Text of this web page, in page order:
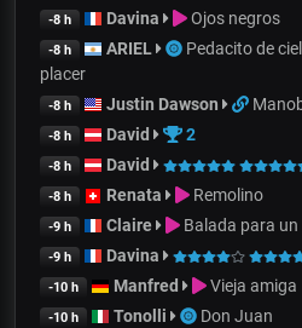
-8 h Davina Ojos negros
-8 h ARIEL
Pedacito de
placer
-8 h Justin Dawson
-8 h David 2
-8 h David
-8 h Renata Remolino
-9 h Claire Balada para un
-9 h Davina
-10 h Manfred Vieja amiga
-10 h Tonolli Don Juan